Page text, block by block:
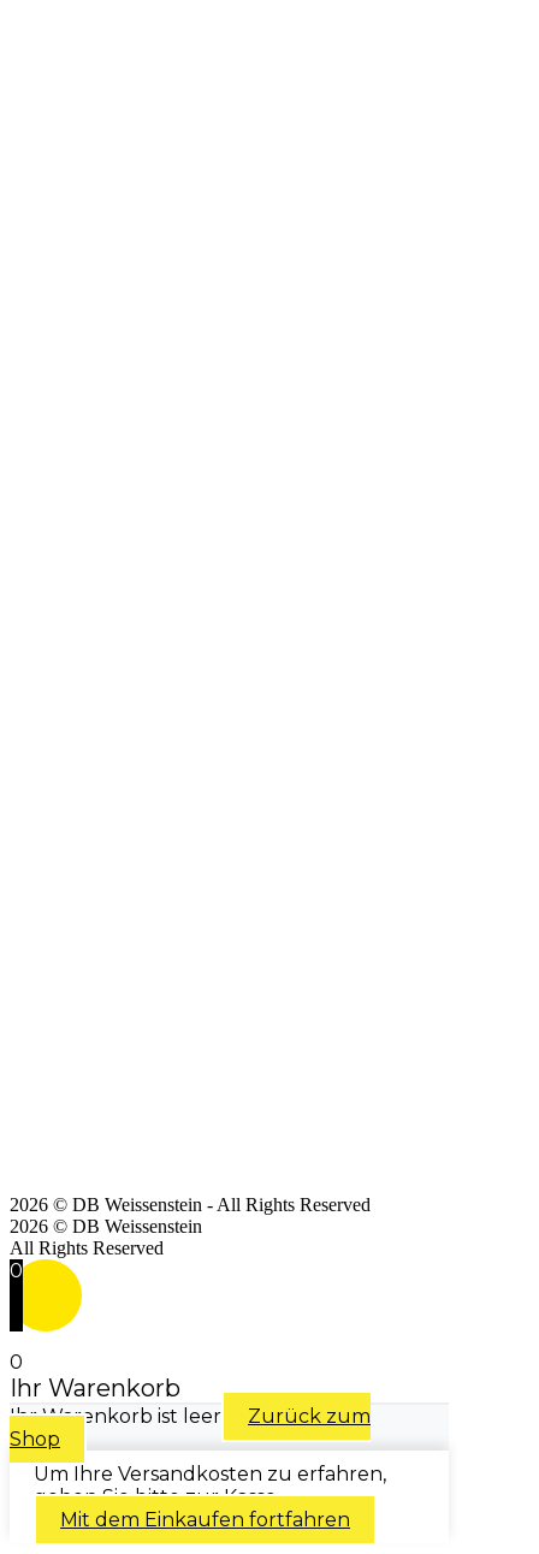
2026 © DB Weissenstein - All Rights Reserved
2026 © DB Weissenstein
All Rights Reserved
0
0
Ihr Warenkorb
Ihr Warenkorb ist leer
Zurück zum
Shop
Um Ihre Versandkosten zu erfahren,
gehen Sie bitte zur Kasse.
Mit dem Einkaufen fortfahren